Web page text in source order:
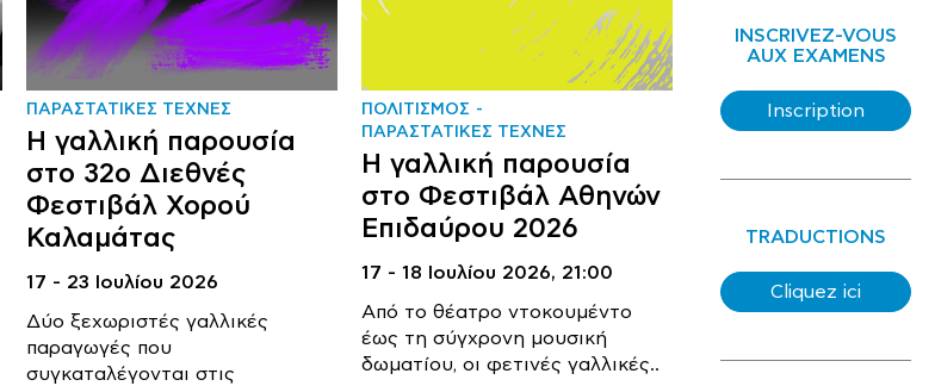
ΠΑΡΑΣΤΑΤΙΚΕΣ ΤΕΧΝΕΣ
Η γαλλική παρουσία
στο 32ο Διεθνές
Φεστιβάλ Χορού
Καλαμάτας
17 - 23 Ιουλίου 2026
Δύο ξεχωριστές γαλλικές
παραγωγές που
συγκαταλέγονται στις
ΠΟΛΙΤΙΣΜΟΣ
ΠΑΡΑΣΤΑΤΙΚΕΣ ΤΕΧΝΕΣ
Η γαλλική παρουσία
στο Φεστιβάλ Αθηνών
Επιδαύρου 2026
17 - 18 Ιουλίου 2026, 21:00
Από το θέατρο ντοκουμέντο
έως τη σύγχρονη μουσική
δωματίου, οι φετινές γαλλικές..
INSCRIVEZ-VOUS
AUX EXAMENS
Inscription
TRADUCTIONS
Cliquez ici